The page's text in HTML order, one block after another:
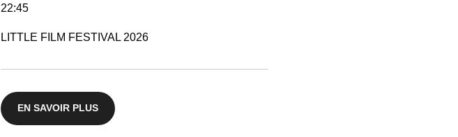
22:45
LITTLE FILM FESTIVAL 2026
EN SAVOIR PLUS